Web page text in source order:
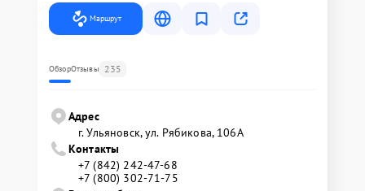
Маршрут
ОбзорОтзывы 235
Адрес
г. Ульяновск, ул. Рябикова, 106А
Контакты
+7 (842) 242-47-68
+7 (800) 302-71-75